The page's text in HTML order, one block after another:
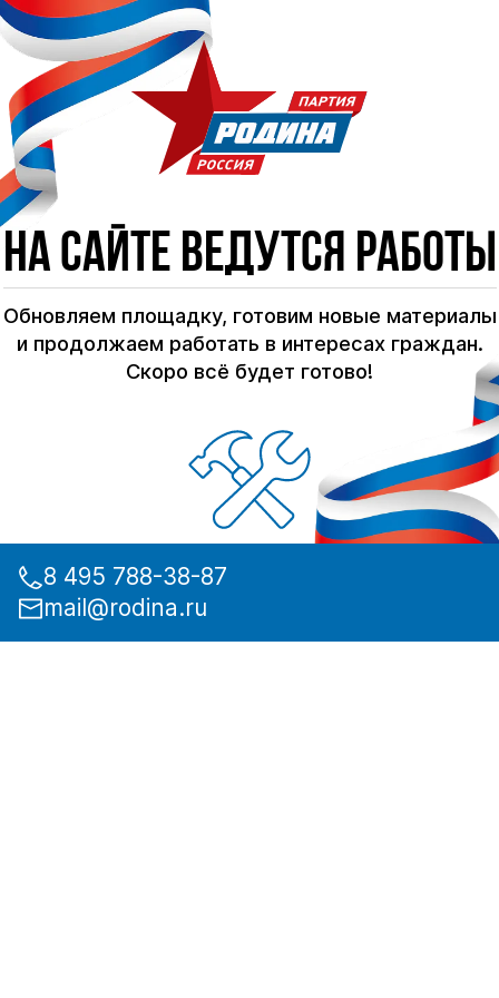
На сайте ведутся работы
Обновляем площадку, готовим новые материалы
и продолжаем работать в интересах граждан.
Скоро всё будет готово!
8 495 788-38-87
mail@rodina.ru